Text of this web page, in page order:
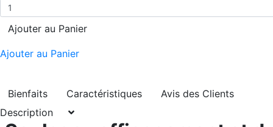
Ajouter au Panier
Ajouter au Panier
Bienfaits Caractéristiques
Avis des Clients
Description